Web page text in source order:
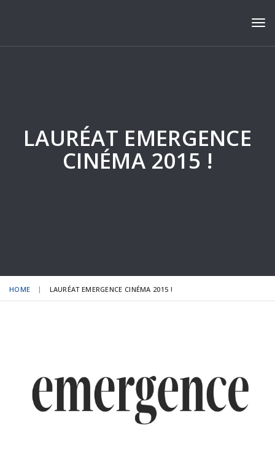
LAURÉAT EMERGENCE
CINÉMA 2015 !
HOME LAURÉAT EMERGENCE CINÉMA 2015 !